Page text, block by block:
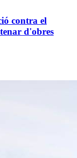
contra el
d'obres